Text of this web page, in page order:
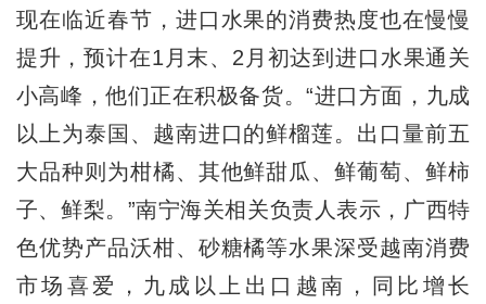
现在临近春节，进口水果的消费热度也在慢慢
提升，预计在1月末、2月初达到进口水果通关
小高峰，他们正在积极备货。“进口方面，九成
以上为泰国、越南进口的鲜榴莲。出口量前五
大品种则为柑橘、其他鲜甜瓜、鲜葡萄、鲜柿
子、鲜梨。”南宁海关相关负责人表示，广西特
色优势产品沃柑、砂糖橘等水果深受越南消费
市场喜爱，九成以上出口越南，同比增长